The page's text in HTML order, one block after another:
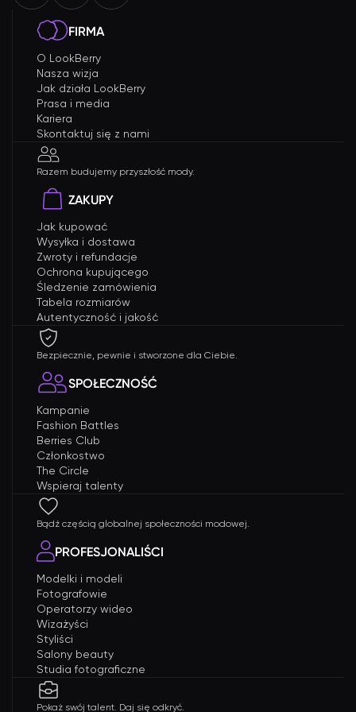
FIRMA
O LookBerry
Nasza wizja
Jak działa LookBerry
Prasa i media
Kariera
Skontaktuj się z nami
Razem budujemy przyszłość mody.
ZAKUPY
Jak kupować
Wysyłka i dostawa
Zwroty i refundacje
Ochrona kupującego
Śledzenie zamówienia
Tabela rozmiarów
Autentyczność i jakość
Bezpiecznie, pewnie i stworzone dla Ciebie.
SPOŁECZNOŚĆ
Kampanie
Fashion Battles
Berries Club
Członkostwo
The Circle
Wspieraj talenty
Bądź częścią globalnej społeczności modowej.
PROFESJONALIŚCI
Modelki i modeli
Fotografowie
Operatorzy wideo
Wizażyści
Styliści
Salony beauty
Studia fotograficzne
Pokaż swój talent. Daj się odkryć.